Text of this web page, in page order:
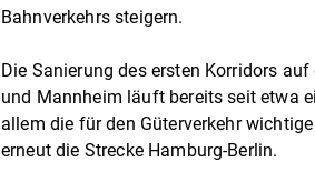
Bahnverkehrs steigern.
Die Sanierung des ersten Korridors
und Mannheim läuft bereits seit etwa
allem die für den Güterverkehr
erneut die Strecke Hamburg-Berlin.